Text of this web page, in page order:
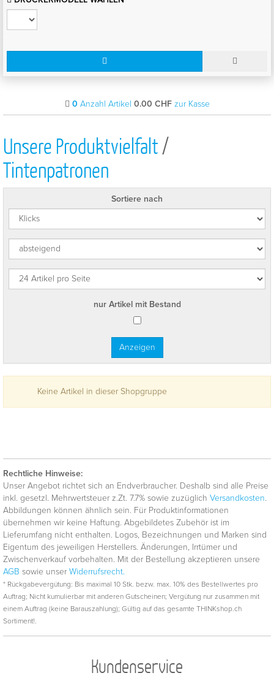
0 Anzahl Artikel 0.00 CHF zur Kasse
Unsere Produktvielfalt/
Tintenpatronen
Sortiere nach
nur Artikel mit Bestand
Keine Artikel in dieser Shopgruppe
Rechtliche Hinweise:
Unser Angebot richtet sich an Endverbraucher. Deshalb sind alle Preise
inkl. gesetzl. Mehrwertsteuer z.Zt. 7.7% sowie zuzüglich Versandkosten.
Abbildungen können ähnlich sein. Für Produktinformationen
übernehmen wir keine Haftung. Abgebildetes Zubehör ist im
Lieferumfang nicht enthalten. Logos, Bezeichnungen und Marken sind
Eigentum des jeweiligen Herstellers. Änderungen, Irrtümer und
Zwischenverkauf vorbehalten. Mit der Bestellung akzeptieren unsere
AGB sowie unser Widerrufsrecht.
* Rückgabevergütung: Bis maximal 10 Stk. bezw. max. 10% des Bestellwertes pro
Auftrag; Nicht kumulierbar mit anderen Gutscheinen; Vergütung nur zusammen mit
einem Auftrag (keine Barauszahlung); Gültig auf das gesamte THINKshop.ch
Sortiment!.
Kundenservice